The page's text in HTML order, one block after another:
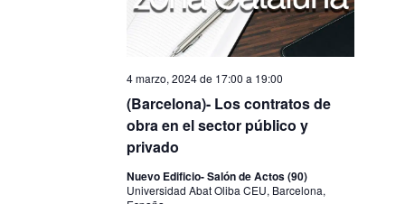
(Barcelona)- Los contratos de
obra en el sector público y
privado
4 marzo, 2024 de 17:00 a 19:00
Nuevo Edificio- Salón de Actos (90)
Universidad Abat Oliba CEU, Barcelona,